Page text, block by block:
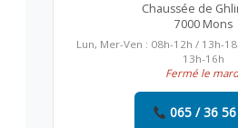
Chaussée de
7000 Mons
Lun, Mer-Ven : 08h-12h / 13h-
13h-16h
Fermé le
065 / 36